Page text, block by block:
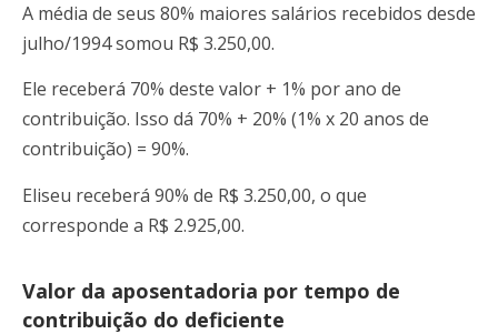
A média de seus 80% maiores salários recebidos desde
julho/1994 somou R$ 3.250,00.
Ele receberá 70% deste valor + 1% por ano de
contribuição. Isso dá 70% + 20% (1% x 20 anos de
contribuição) = 90%.
Eliseu receberá 90% de R$ 3.250,00, o que
corresponde a R$ 2.925,00.
Valor da aposentadoria por tempo de
contribuição do deficiente